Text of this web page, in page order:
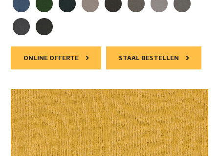
ONLINE OFFERTE STAAL BESTELLEN